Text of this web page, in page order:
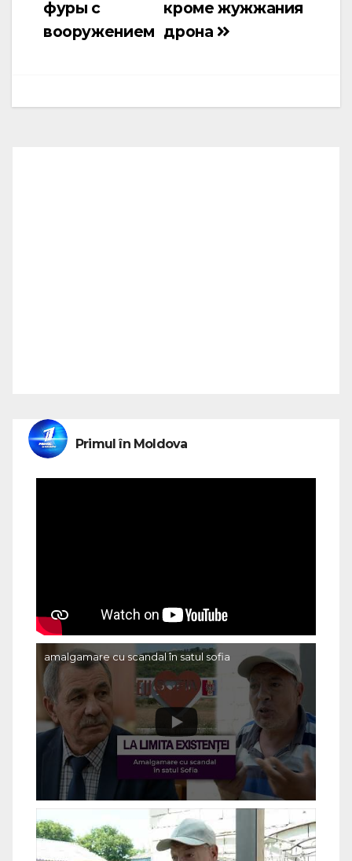
кроме жужжания
дрона
фуры с
вооружением
Primul în Moldova
amalgamare cu scandal în satul sofia